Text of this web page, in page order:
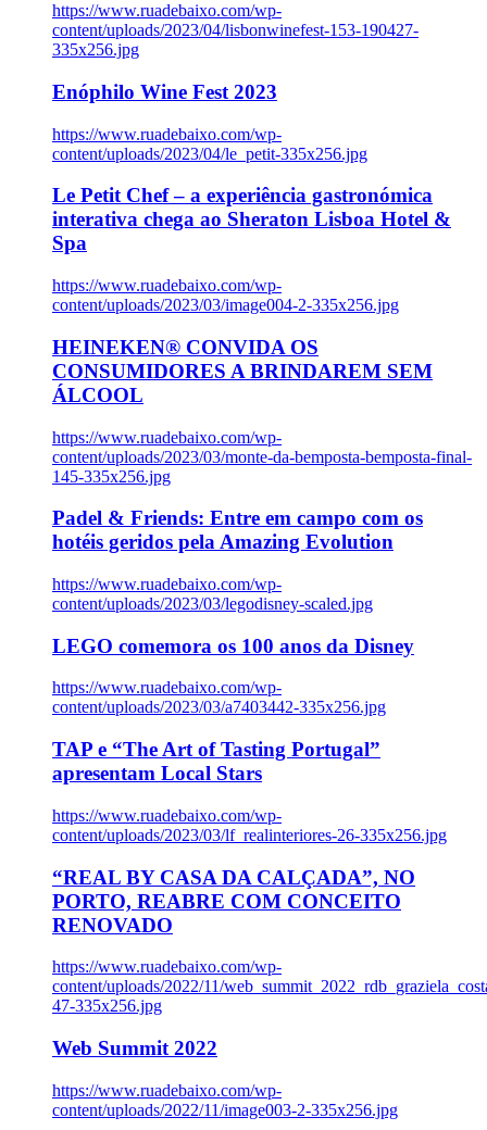
https://www.ruadebaixo.com/wp-
content/uploads/2023/04/lisbonwinefest-153-190427-
335x256.jpg
Enóphilo Wine Fest 2023
https://www.ruadebaixo.com/wp-
content/uploads/2023/04/le_petit-335x256.jpg
Le Petit Chef – a experiência gastronómica
interativa chega ao Sheraton Lisboa Hotel &
Spa
https://www.ruadebaixo.com/wp-
content/uploads/2023/03/image004-2-335x256.jpg
HEINEKEN® CONVIDA OS
CONSUMIDORES A BRINDAREM SEM
ÁLCOOL
https://www.ruadebaixo.com/wp-
content/uploads/2023/03/monte-da-bemposta-bemposta-final-
145-335x256.jpg
Padel & Friends: Entre em campo com os
hotéis geridos pela Amazing Evolution
https://www.ruadebaixo.com/wp-
content/uploads/2023/03/legodisney-scaled.jpg
LEGO comemora os 100 anos da Disney
https://www.ruadebaixo.com/wp-
content/uploads/2023/03/a7403442-335x256.jpg
TAP e “The Art of Tasting Portugal”
apresentam Local Stars
https://www.ruadebaixo.com/wp-
content/uploads/2023/03/lf_realinteriores-26-335x256.jpg
“REAL BY CASA DA CALÇADA”, NO
PORTO, REABRE COM CONCEITO
RENOVADO
https://www.ruadebaixo.com/wp-
content/uploads/2022/11/
47-335x256.jpg
Web Summit 2022
https://www.ruadebaixo.com/wp-
content/uploads/2022/11/image003-2-335x256.jpg